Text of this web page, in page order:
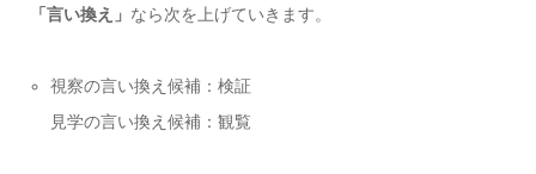
「言い換え」 なら次を上げていきます。
視察の言い換え候補：検証
見学の言い換え候補：観覧